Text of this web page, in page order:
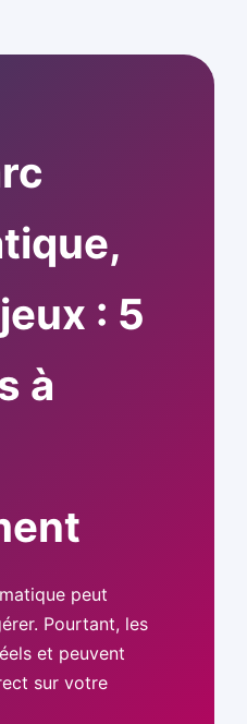
: 5
à
peut
Pourtant, les
et peuvent
sur votre